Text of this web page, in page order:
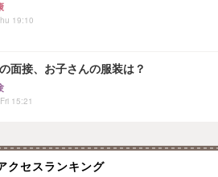
19:10
面接、お子さんの服装は？
15:21
クセスランキング